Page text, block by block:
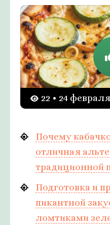
22 • 24
Почему
отличная
традиционной
Подготовка и
пикантной
ломтиками